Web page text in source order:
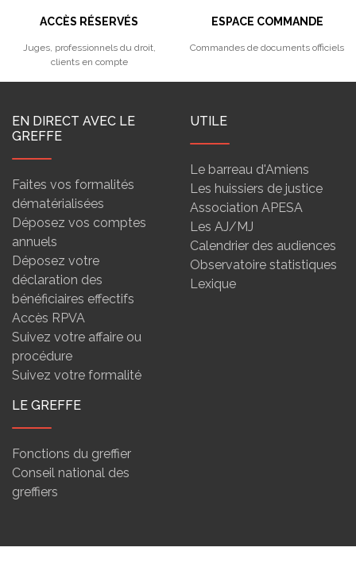
ACCÈS RÉSERVÉS
Juges, professionnels du droit,
clients en compte
ESPACE COMMANDE
Commandes de documents officiels
EN DIRECT AVEC LE
GREFFE
Faites vos formalités
dématérialisées
Déposez vos comptes
annuels
Déposez votre
déclaration des
bénéficiaires effectifs
Accès RPVA
Suivez votre affaire ou
procédure
Suivez votre formalité
UTILE
Le barreau d'Amiens
Les huissiers de justice
Association APESA
Les AJ/MJ
Calendrier des audiences
Observatoire statistiques
Lexique
LE GREFFE
Fonctions du greffier
Conseil national des
greffiers